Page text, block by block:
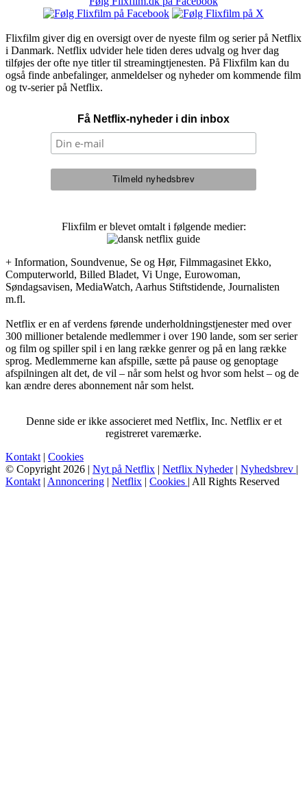
Flixfilm giver dig en oversigt over de nyeste film og serier på Netflix
i Danmark. Netflix udvider hele tiden deres udvalg og hver dag
tilføjes der ofte nye titler til streamingtjenesten. På Flixfilm kan du
også finde anbefalinger, anmeldelser og nyheder om kommende film
og tv-serier på Netflix.
Få Netflix-nyheder i din inbox
Flixfilm er blevet omtalt i følgende medier:
+ Information, Soundvenue, Se og Hør, Filmmagasinet Ekko,
Computerworld, Billed Bladet, Vi Unge, Eurowoman,
Søndagsavisen, MediaWatch, Aarhus Stiftstidende, Journalisten
m.fl.
Netflix er en af verdens førende underholdningstjenester med over
300 millioner betalende medlemmer i over 190 lande, som ser serier
og film og spiller spil i en lang række genrer og på en lang række
sprog. Medlemmerne kan afspille, sætte på pause og genoptage
afspilningen alt det, de vil – når som helst og hvor som helst – og de
kan ændre deres abonnement når som helst.
Denne side er ikke associeret med Netflix, Inc. Netflix er et
registreret varemærke.
Kontakt | Cookies
© Copyright 2026 | Nyt på Netflix | Netflix Nyheder| Nyhedsbrev |
Kontakt | Annoncering | Netflix | Cookies | All Rights Reserved